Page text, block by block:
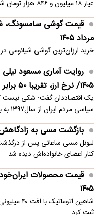
عیار ۱۸ میلیون و ۸۴۶ هزار تومان شد
مرداد ۱۴۰۵
خرید ارزان‌ترین گوشی شیائومی در بازار به ۲۳ میلیون تومان
۱۴۰۵/ نرخ ارز، تقریبا ۵۰ برابر شده
یک اقتصاددان گفت: شکی نیست
سیاسی مردم ایران از سال۱۳۹۷ به بعد نه تنها در مجموع،…
بازگشت مسی به
لیونل مسی ساعاتی پس از
کنار اعضای خانواده‌اش دیده شد.
۱۴۰۵
شاهین